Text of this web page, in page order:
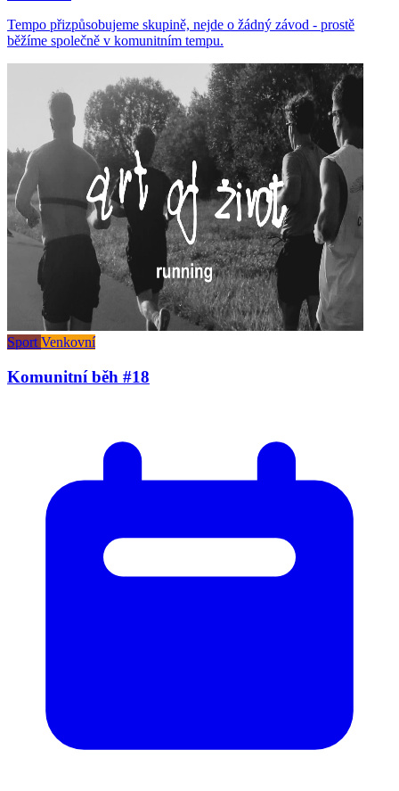
Tempo přizpůsobujeme skupině, nejde o žádný závod - prostě
běžíme společně v komunitním tempu.
Sport Venkovní
Komunitní běh #18